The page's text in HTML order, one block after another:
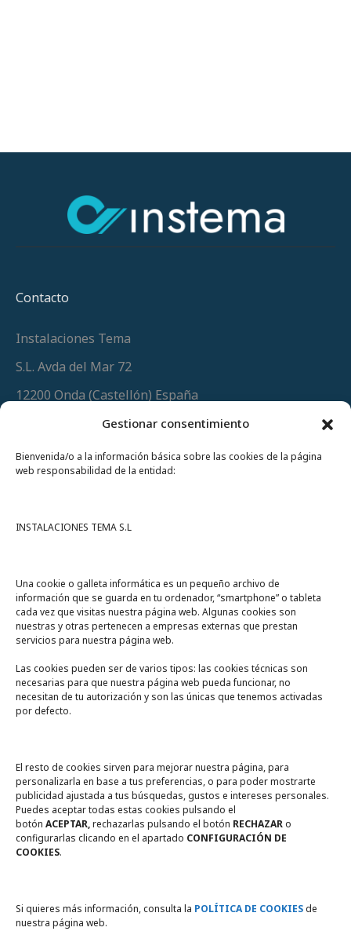
Gestionar consentimiento
Bienvenida/o a la información básica sobre las cookies de la página
web responsabilidad de la entidad:
INSTALACIONES TEMA S.L
Una cookie o galleta informática es un pequeño archivo de
información que se guarda en tu ordenador, “smartphone” o tableta
cada vez que visitas nuestra página web. Algunas cookies son
nuestras y otras pertenecen a empresas externas que prestan
servicios para nuestra página web.
Las cookies pueden ser de varios tipos: las cookies técnicas son
necesarias para que nuestra página web pueda funcionar, no
necesitan de tu autorización y son las únicas que tenemos activadas
por defecto.
El resto de cookies sirven para mejorar nuestra página, para
personalizarla en base a tus preferencias, o para poder mostrarte
publicidad ajustada a tus búsquedas, gustos e intereses personales.
Puedes aceptar todas estas cookies pulsando el
botón ACEPTAR,rechazarlas pulsando el botón RECHAZARo
configurarlas clicando en el apartado CONFIGURACIÓN DE
COOKIES.
Si quieres más información, consulta la POLÍTICA DE COOKIESde
nuestra página web.
Contacto
Instalaciones Tema
S.L. Avda del Mar 72
12200 Onda (Castellón) España
(+34) 964 60 34 34
Urgencias y whatsapp649 406 493
A un click
Tienda online Legal
Política de privacidad
Política de Cookies